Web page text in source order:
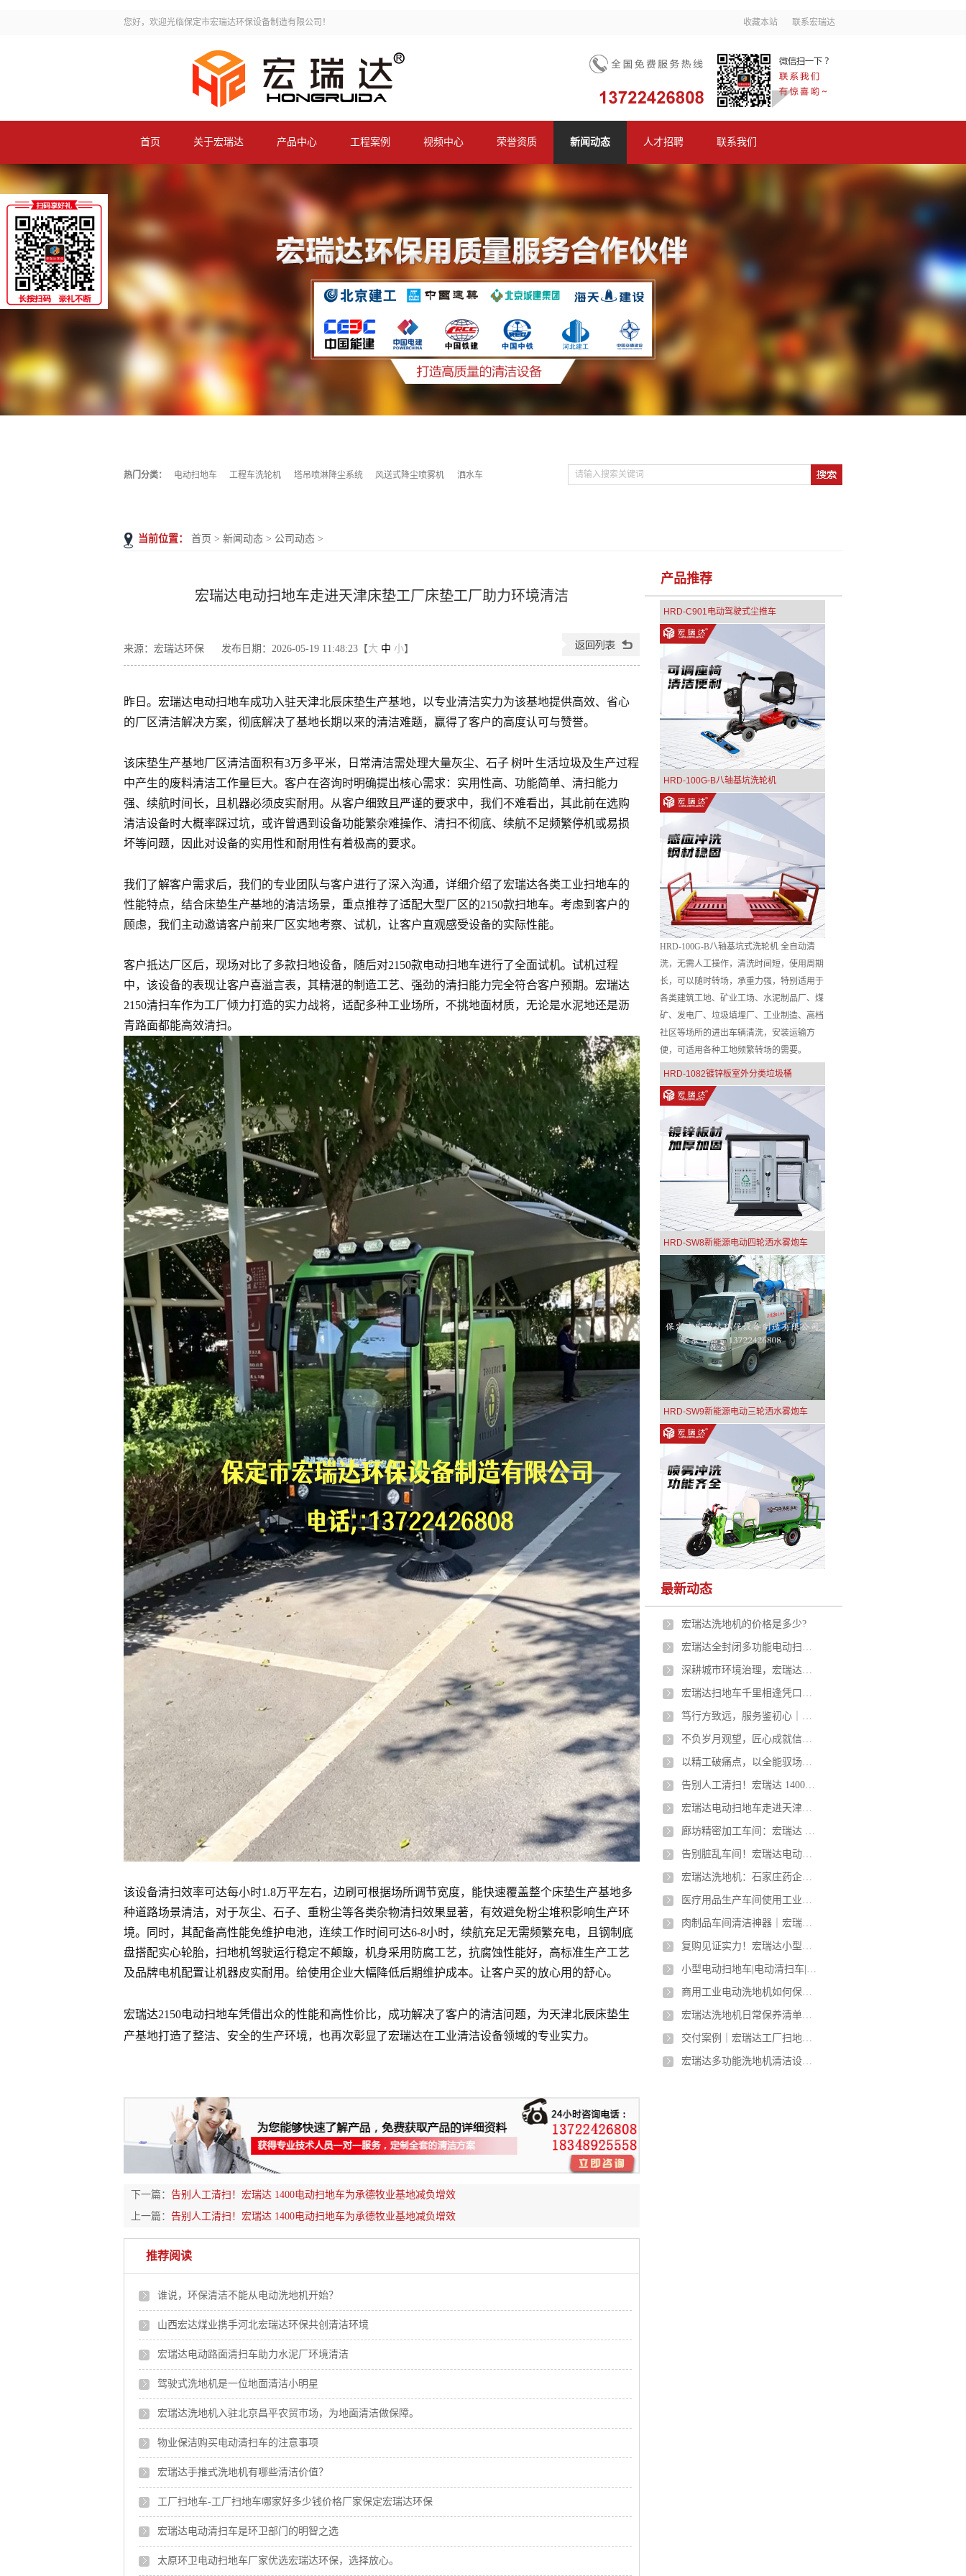
收藏本站 联系宏瑞达
您好，欢迎光临保定市宏瑞达环保设备制造有限公司！
首页 关于宏瑞达 产品中心 工程案例 视频中心 荣誉资质 新闻动态 人才招聘 联系我们
热门分类： 电动扫地车 工程车洗轮机 塔吊喷淋降尘系统 风送式降尘喷雾机 洒水车
当前位置： 首页 > 新闻动态 > 公司动态 >
宏瑞达电动扫地车走进天津床垫工厂床垫工厂助力环境清洁
来源：宏瑞达环保 发布日期：2026-05-19 11:48:23【大 中 小】
昨日。宏瑞达电动扫地车成功入驻天津北辰床垫生产基地，以专业清洁实力为该基地提供高效、省心
的厂区清洁解决方案，彻底解决了基地长期以来的清洁难题，赢得了客户的高度认可与赞誉。
该床垫生产基地厂区清洁面积有3万多平米，日常清洁需处理大量灰尘、石子 树叶 生活垃圾及生产过程
中产生的废料清洁工作量巨大。客户在咨询时明确提出核心需求：实用性高、功能简单、清扫能力
强、续航时间长，且机器必须皮实耐用。从客户细致且严谨的要求中，我们不难看出，其此前在选购
清洁设备时大概率踩过坑，或许曾遇到设备功能繁杂难操作、清扫不彻底、续航不足频繁停机或易损
坏等问题，因此对设备的实用性和耐用性有着极高的要求。
我们了解客户需求后，我们的专业团队与客户进行了深入沟通，详细介绍了宏瑞达各类工业扫地车的
性能特点，结合床垫生产基地的清洁场景，重点推荐了适配大型厂区的2150款扫地车。考虑到客户的
顾虑，我们主动邀请客户前来厂区实地考察、试机，让客户直观感受设备的实际性能。
客户抵达厂区后，现场对比了多款扫地设备，随后对2150款电动扫地车进行了全面试机。试机过程
中，该设备的表现让客户喜溢言表，其精湛的制造工艺、强劲的清扫能力完全符合客户预期。宏瑞达
2150清扫车作为工厂倾力打造的实力战将，适配多种工业场所，不挑地面材质，无论是水泥地还是沥
青路面都能高效清扫。
该设备清扫效率可达每小时1.8万平左右，边刷可根据场所调节宽度，能快速覆盖整个床垫生产基地多
种道路场景清洁，对于灰尘、石子、重粉尘等各类杂物清扫效果显著，有效避免粉尘堆积影响生产环
境。同时，其配备高性能免维护电池，连续工作时间可达6-8小时，续航充足无需频繁充电，且钢制底
盘搭配实心轮胎，扫地机驾驶运行稳定不颠簸，机身采用防腐工艺，抗腐蚀性能好，高标准生产工艺
及品牌电机配置让机器皮实耐用。给使用企业大幅降低后期维护成本。让客户买的放心用的舒心。
宏瑞达2150电动扫地车凭借出众的性能和高性价比，成功解决了客户的清洁问题，为天津北辰床垫生
产基地打造了整洁、安全的生产环境，也再次彰显了宏瑞达在工业清洁设备领域的专业实力。
下一篇： 告别人工清扫！宏瑞达 1400电动扫地车为承德牧业基地减负增效
上一篇： 告别人工清扫！宏瑞达 1400电动扫地车为承德牧业基地减负增效
推荐阅读
谁说，环保清洁不能从电动洗地机开始？
山西宏达煤业携手河北宏瑞达环保共创清洁环境
宏瑞达电动路面清扫车助力水泥厂环境清洁
驾驶式洗地机是一位地面清洁小明星
宏瑞达洗地机入驻北京昌平农贸市场，为地面清洁做保障。
物业保洁购买电动清扫车的注意事项
宏瑞达手推式洗地机有哪些清洁价值？
工厂扫地车-工厂扫地车哪家好多少钱价格厂家保定宏瑞达环保
宏瑞达电动清扫车是环卫部门的明智之选
太原环卫电动扫地车厂家优选宏瑞达环保，选择放心。
产品推荐
HRD-C901电动驾驶式尘推车
HRD-100G-B八轴基坑洗轮机
HRD-100G-B八轴基坑式洗轮机 全自动清
洗，无需人工操作，清洗时间短，使用周期
长，可以随时转场，承重力强，特别适用于
各类建筑工地、矿业工场、水泥制品厂、煤
矿、发电厂、垃圾填埋厂、工业制造、高档
社区等场所的进出车辆清洗，安装运输方
便，可适用各种工地频繁转场的需要。
HRD-1082镀锌板室外分类垃圾桶
HRD-SW8新能源电动四轮洒水雾炮车
HRD-SW9新能源电动三轮洒水雾炮车
最新动态
宏瑞达洗地机的价格是多少?
宏瑞达全封闭多功能电动扫地车入驻河北雄安郊野公园
深耕城市环境治理，宏瑞达扫地车护航北京公园常态化保洁
宏瑞达扫地车千里相逢凭口碑，硬核设备赋能南北厂区清洁升级
笃行方致远，服务鉴初心｜一台服役数载的洗地机，见证品牌长期价值
不负岁月观望，匠心成就信赖｜宏瑞达2150经典扫地机赋能新乡厂区品质升级
以精工破痛点，以全能驭场景｜宏瑞达扫地机赋能纺织企业智能化保洁
告别人工清扫！宏瑞达 1400电动扫地车为承德牧业基地减负增效
宏瑞达电动扫地车走进天津床垫工厂床垫工厂助力环境清洁
廊坊精密加工车间：宏瑞达 530 手推洗地机高效解决高标清洁难题
告别脏乱车间！宏瑞达电动清扫车服务山西孝义钢结构工厂
宏瑞达洗地机：石家庄药企五年信赖，新厂再续洁净之约
医疗用品生产车间使用工业洗地机的效果如何？
肉制品车间清洁神器｜宏瑞达530A洗地机，高效合规更省心
复购见证实力！宏瑞达小型工业扫地机再次送货衡水丝网制品工业工厂
小型电动扫地车|电动清扫车|工业扫地机|电动吸尘车推荐
商用工业电动洗地机如何保养？
宏瑞达洗地机日常保养清单（通用款，手推/驾驶均适配）
交付案例｜宏瑞达工厂扫地机进驻烟台门窗厂，一机解决车间粉尘与工业垃圾难题
宏瑞达多功能洗地机清洁设备入驻太原商业体，以专业实力守护洁净环境